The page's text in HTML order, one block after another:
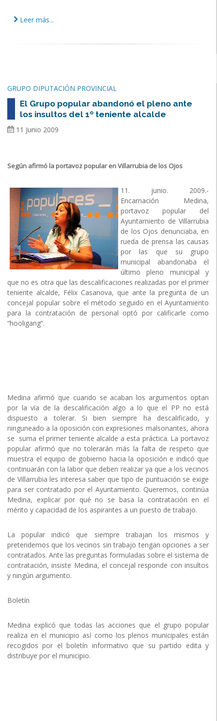
Leer más...
GRUPO DIPUTACIÓN PROVINCIAL
El Grupo popular abandonó el pleno ante
los insultos del 1º teniente alcalde
11 Junio 2009
Según afirmó la portavoz popular en Villarrubia de los Ojos
11. junio. 2009.-
Encarnación Medina,
portavoz popular del
Ayuntamiento de Villarrubia
de los Ojos denunciaba, en
rueda de prensa las causas
por las que su grupo
municipal abandonaba el
último pleno municipal y
que no es otra que las descalificaciones realizadas por el primer
teniente alcalde, Félix Casanova, que ante la pregunta de un
concejal popular sobre el método seguido en el Ayuntamiento
para la contratación de personal optó por calificarle como
“hooligang”.
Medina afirmó que cuando se acaban los argumentos optan
por la vía de la descalificación algo a lo que el PP no está
dispuesto a tolerar. Si bien siempre ha descalificado, y
ninguneado a la oposición con expresiones malsonantes, ahora
se suma el primer teniente alcalde a esta práctica. La portavoz
popular afirmó que no tolerarán más la falta de respeto que
muestra el equipo de gobierno hacia la oposición e indicó que
continuarán con la labor que deben realizar ya que a los vecinos
de Villarrubia les interesa saber que tipo de puntuación se exige
para ser contratado por el Ayuntamiento. Queremos, continúa
Medina, explicar por qué no se basa la contratación en el
mérito y capacidad de los aspirantes a un puesto de trabajo.
La popular indicó que siempre trabajan los mismos y
pretendemos que los vecinos sin trabajo tengan opciones a ser
contratados. Ante las preguntas formuladas sobre el sistema de
contratación, insiste Medina, el concejal responde con insultos
y ningún argumento.
Boletín
Medina explicó que todas las acciones que el grupo popular
realiza en el municipio así como los plenos municipales están
recogidos por el boletín informativo que su partido edita y
distribuye por el municipio.